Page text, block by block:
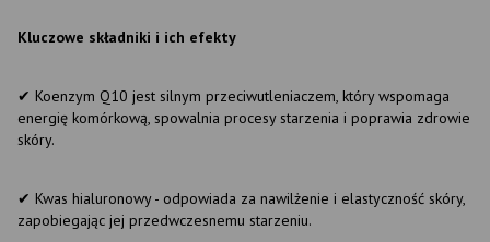
Kluczowe składniki i ich efekty
✔ Koenzym Q10 jest silnym przeciwutleniaczem, który wspomaga
energię komórkową, spowalnia procesy starzenia i poprawia zdrowie
skóry.
✔ Kwas hialuronowy - odpowiada za nawilżenie i elastyczność skóry,
zapobiegając jej przedwczesnemu starzeniu.